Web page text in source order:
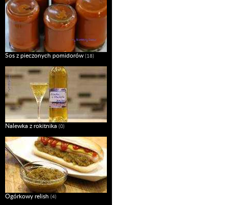
Sos z pieczonych pomidorów (18)
Nalewka z rokitnika (0)
Ogórkowy relish (4)